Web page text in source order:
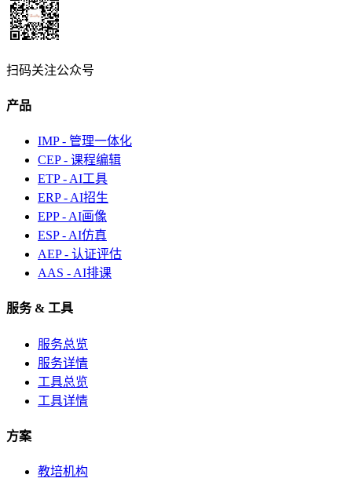
扫码关注公众号
产品
IMP - 管理一体化
CEP - 课程编辑
ETP - AI工具
ERP - AI招生
EPP - AI画像
ESP - AI仿真
AEP - 认证评估
AAS - AI排课
服务 & 工具
服务总览
服务详情
工具总览
工具详情
方案
教培机构